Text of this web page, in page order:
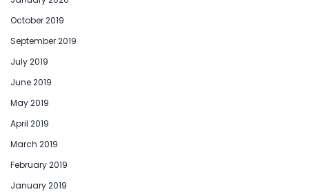
October 2019
September 2019
July 2019
June 2019
May 2019
April 2019
March 2019
February 2019
January 2019